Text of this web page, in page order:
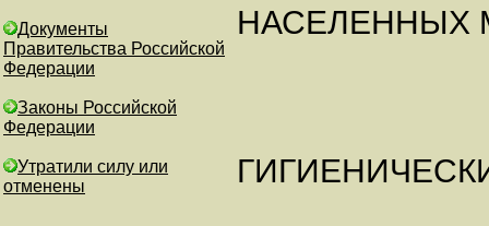
Документы
Правительства Российской
Федерации
Законы Российской
Федерации
Утратили силу или
отменены
НАСЕЛЕННЫХ